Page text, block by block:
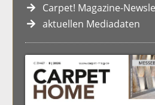
Carpet! Magazine-
aktuellen Mediadaten